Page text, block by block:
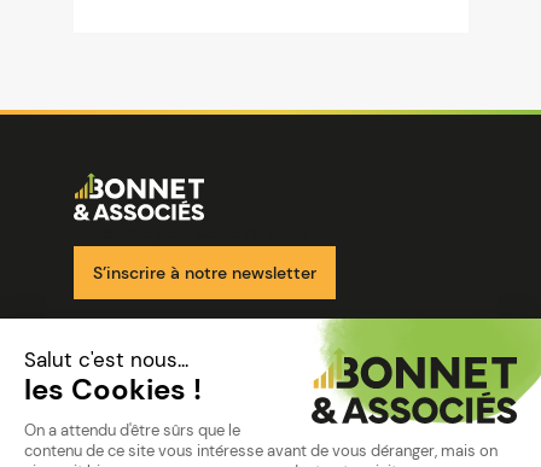
Image
S’inscrire à notre newsletter
Nos solutions
Nos cabinets
Mon espace client